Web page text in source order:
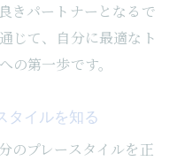
きパートナーとなるで
じて、自分に最適なト
の第一歩です。
タイルを知る
のプレースタイルを正